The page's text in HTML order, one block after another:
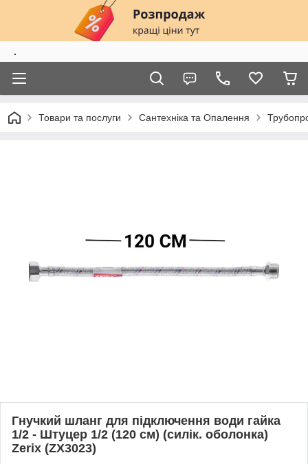
.
Товари та послуги Сантехніка та Опалення
Гнучкий шланг для підключення води гайка
1/2 - Штуцер 1/2 (120 см) (силік. оболонка)
Zerix (ZX3023)